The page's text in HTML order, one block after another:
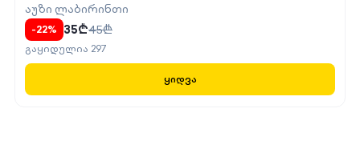
აუზი ლაბირინთი
-22% 35₾45₾
გაყიდულია 297
ყიდვა